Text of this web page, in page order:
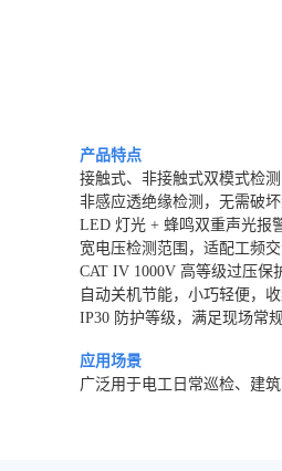
产品特点
接触式、非接触式双模式检
非感应透绝缘检测，无需破
LED 灯光 + 蜂鸣双重声光报
宽电压检测范围，适配工频
CAT IV 1000V 高等级过压保
自动关机节能，小巧轻便，
IP30 防护等级，满足现场常
应用场景
广泛用于电工日常巡检、建